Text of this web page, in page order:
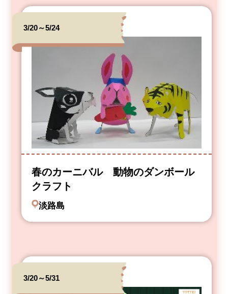
3/20～5/24
春のカーニバル 動物のダンボール
クラフト
淡路島
3/20～5/31